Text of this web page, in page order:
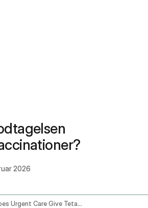
2026
Does Urgent Care Give Tetanus Shots